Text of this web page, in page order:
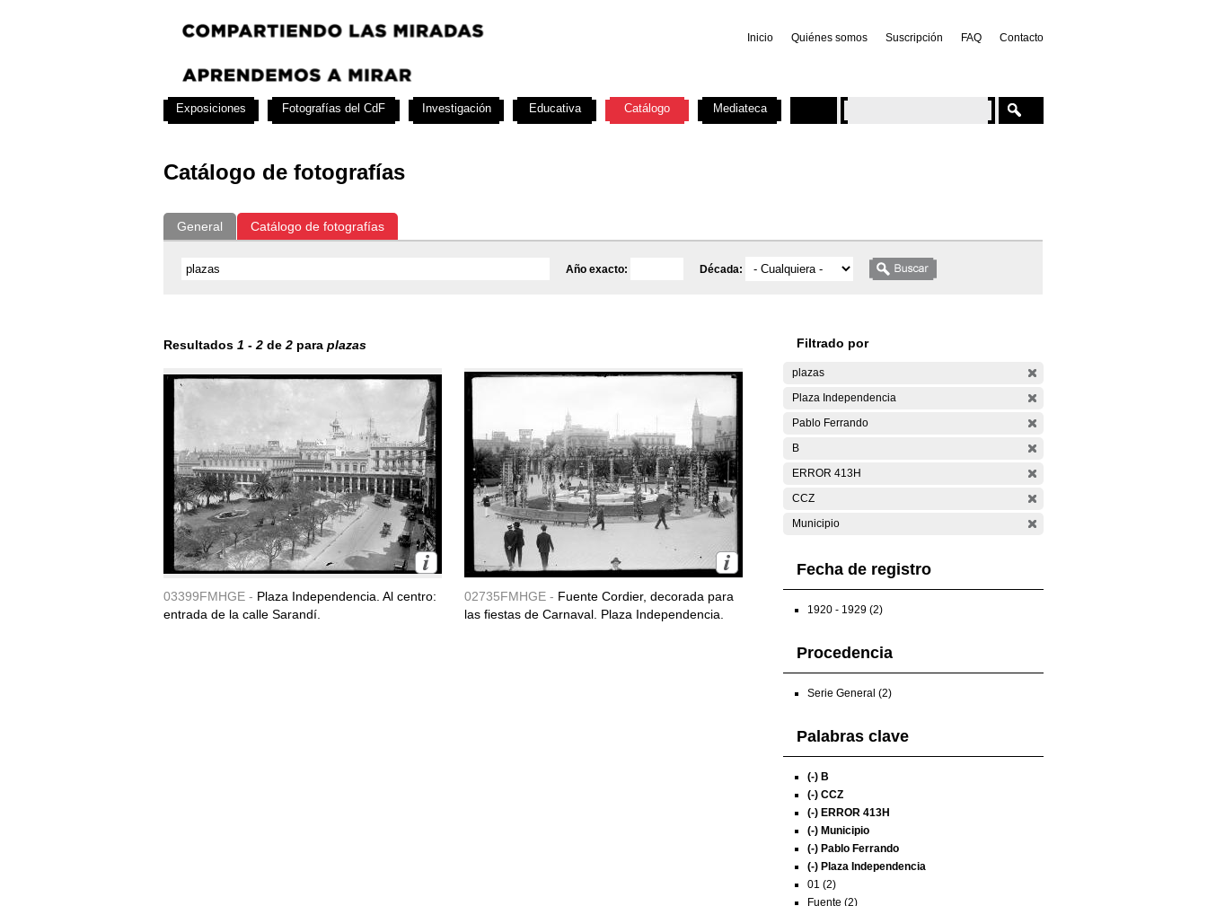
Inicio Quiénes somos Suscripción FAQ Contacto
Catálogo de fotografías
General Catálogo de fotografías
Año exacto: Década:
Resultados 1 - 2 de 2 para plazas
03399FMHGE - Plaza Independencia. Al centro:
entrada de la calle Sarandí.
02735FMHGE - Fuente Cordier, decorada para
las fiestas de Carnaval. Plaza Independencia.
Filtrado por
plazas
Plaza Independencia
Pablo Ferrando
B
ERROR 413H
CCZ
Municipio
Fecha de registro
1920 - 1929 (2)
Procedencia
Serie General (2)
Palabras clave
(-) B
(-) CCZ
(-) ERROR 413H
(-) Municipio
(-) Pablo Ferrando
(-) Plaza Independencia
01 (2)
Fuente (2)
Exposiciones Fotografías del CdF Investigación Educativa Catálogo Mediateca